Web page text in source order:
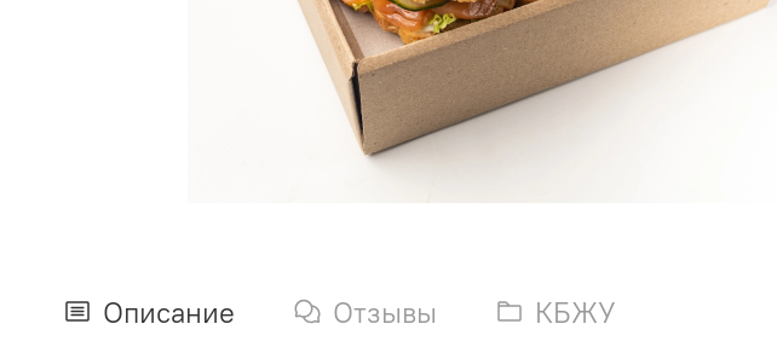
Описание Отзывы КБЖУ